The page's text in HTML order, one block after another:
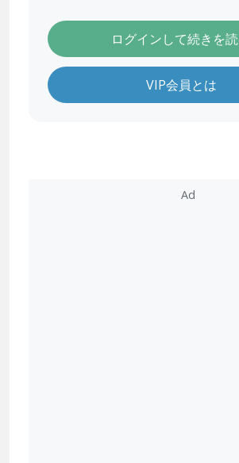
ログインして続きを
VIP会員とは